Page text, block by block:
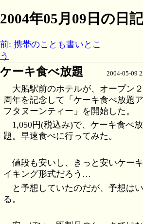
2004年05月09日の日
前: 携帯のことも書いとこ
う
ケーキ食べ放題 2004-05-
大船駅前のホテルが、オープン２
周年を記念して「ケーキ食べ放題ア
フタヌーンティー」を開始した。
1,050円(税込み)で、ケーキ食べ放
題。早速食べに行ってみた。
値段も安いし、きっと安いケー
イキング形式だろう…
と予想していたのだが、予想は
る。